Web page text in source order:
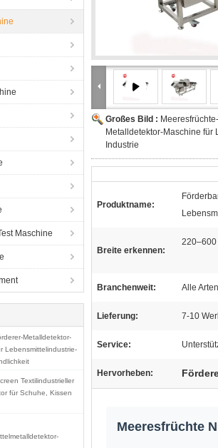
Maschine
Metalldetektor-
Lebensmittelindustrie-
Textilindustrieller
für Schuhe, Kissen
Großes Bild :
Metalldetektor-Maschine
Industrie
Produktname:
Breite erkennen:
220–600
Branchenweit: Alle
Lieferung: 7-10
Service:
Hervorheben:
Meeresfrüchte